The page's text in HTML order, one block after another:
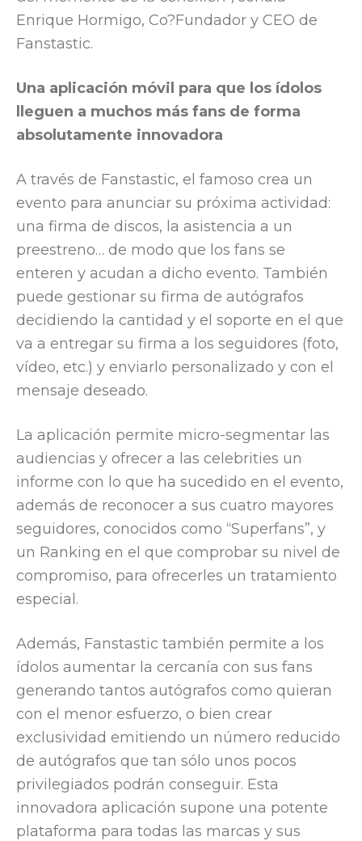
Enrique Hormigo, Co?Fundador y CEO de
Fanstastic.
Una aplicación móvil para que los ídolos
lleguen a muchos más fans de forma
absolutamente innovadora
A través de Fanstastic, el famoso crea un
evento para anunciar su próxima actividad:
una firma de discos, la asistencia a un
preestreno… de modo que los fans se
enteren y acudan a dicho evento. También
puede gestionar su firma de autógrafos
decidiendo la cantidad y el soporte en el que
va a entregar su firma a los seguidores (foto,
vídeo, etc.) y enviarlo personalizado y con el
mensaje deseado.
La aplicación permite micro-segmentar las
audiencias y ofrecer a las celebrities un
informe con lo que ha sucedido en el evento,
además de reconocer a sus cuatro mayores
seguidores, conocidos como “Superfans”, y
un Ranking en el que comprobar su nivel de
compromiso, para ofrecerles un tratamiento
especial.
Además, Fanstastic también permite a los
ídolos aumentar la cercanía con sus fans
generando tantos autógrafos como quieran
con el menor esfuerzo, o bien crear
exclusividad emitiendo un número reducido
de autógrafos que tan sólo unos pocos
privilegiados podrán conseguir. Esta
innovadora aplicación supone una potente
plataforma para todas las marcas y sus